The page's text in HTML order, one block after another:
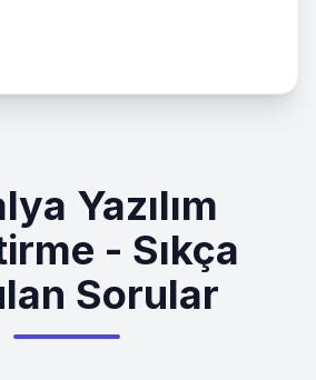
Yazılım
- Sıkça
Sorular